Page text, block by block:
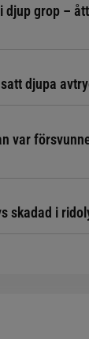
djup grop –
djupa
var
skadad i